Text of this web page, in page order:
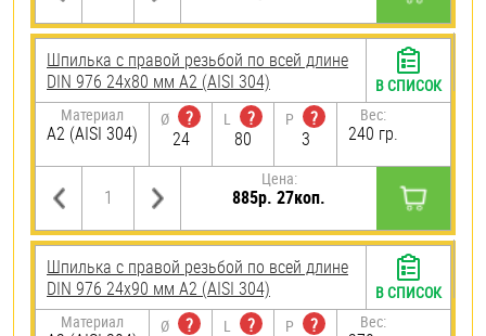
Шпилька с правой резьбой по всей длине
DIN 976 24х80 мм А2 (AISI 304)
Материал
А2 (AISI 304)
Ø
?
24
L
?
80
P
?
3
Вес:
240 гр.
Цена:
885р. 27коп.
В СПИСОК
Шпилька с правой резьбой по всей длине
DIN 976 24х90 мм А2 (AISI 304)
Материал Ø
?
L
?
P
?
Вес:
В СПИСОК